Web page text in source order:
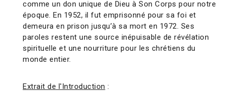
comme un don unique de Dieu à Son Corps pour notre
époque. En 1952, il fut emprisonné pour sa foi et
demeura en prison jusqu’à sa mort en 1972. Ses
paroles restent une source inépuisable de révélation
spirituelle et une nourriture pour les chrétiens du
monde entier.
Extrait de l'Introduction :